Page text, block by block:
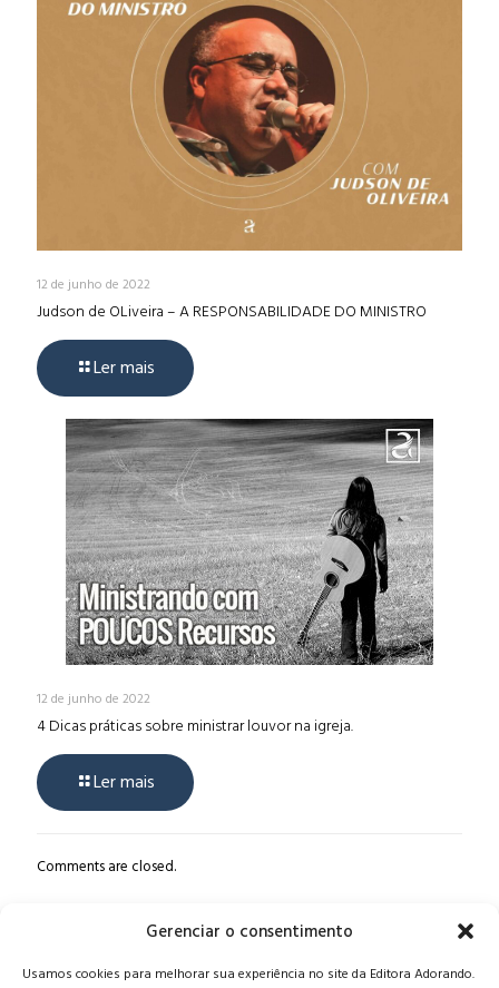
Gerenciar o consentimento
Usamos cookies para melhorar sua experiência no site da Editora Adorando.
12 de junho de 2022
Judson de OLiveira – A RESPONSABILIDADE DO MINISTRO
Ler mais
12 de junho de 2022
4 Dicas práticas sobre ministrar louvor na igreja.
Ler mais
Comments are closed.
Alameda Oscar Niemeyer, 1033 – 7º Andar - Portaria 04, Vila da